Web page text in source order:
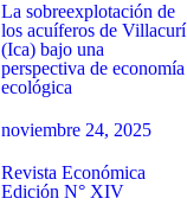
La sobreexplotación de
los acuíferos de Villacurí
(Ica) bajo una
perspectiva de economía
ecológica
noviembre 24, 2025
Revista Económica
Edición N° XIV